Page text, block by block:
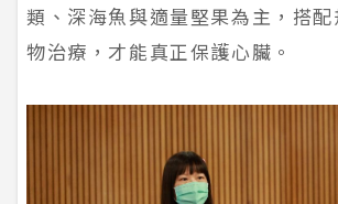
類、深海魚與適量堅果為主，搭
物治療，才能真正保護心臟。